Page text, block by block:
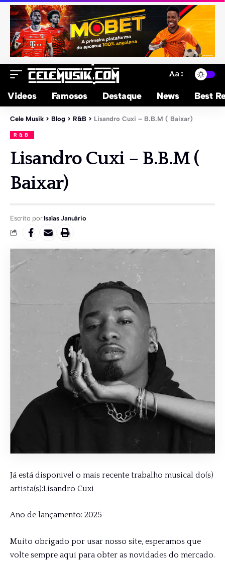
Aa
Videos Famosos Destaque News Best
Cele Musik > Blog > R&B > Lisandro Cuxi – B.B.M ( Baixar)
R&B
Lisandro Cuxi – B.B.M (
Baixar)
Escrito por:Isaías Januário
Já está disponivel o mais recente trabalho musical do(s)
artista(s):Lisandro Cuxi
Ano de lançamento: 2025
Muito obrigado por usar nosso site, esperamos que
volte sempre aqui para obter as novidades do mercado.